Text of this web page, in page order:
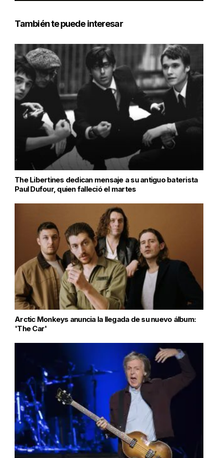
También te puede interesar
The Libertines dedican mensaje a su antiguo baterista
Paul Dufour, quien falleció el martes
Arctic Monkeys anuncia la llegada de su nuevo álbum:
'The Car'